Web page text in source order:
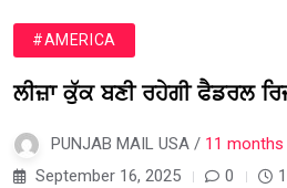
#AMERICA
ਲੀਜ਼ਾ ਕੁੱਕ ਬਣੀ ਰਹੇਗੀ ਫੈਡਰਲ
PUNJAB MAIL USA / 11 months
September 16, 2025
0